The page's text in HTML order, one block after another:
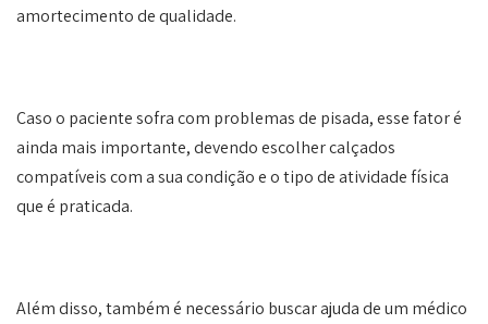
amortecimento de qualidade.
Caso o paciente sofra com problemas de pisada, esse fator é
ainda mais importante, devendo escolher calçados
compatíveis com a sua condição e o tipo de atividade física
que é praticada.
Além disso, também é necessário buscar ajuda de um médico